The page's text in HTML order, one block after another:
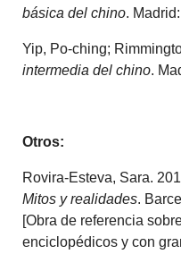
básica del chino.
Yip, Po-ching;
intermedia del chino.
Otros:
Rovira-Esteva, Sara.
Mitos y realidades.
[Obra de referencia
enciclopédicos y con